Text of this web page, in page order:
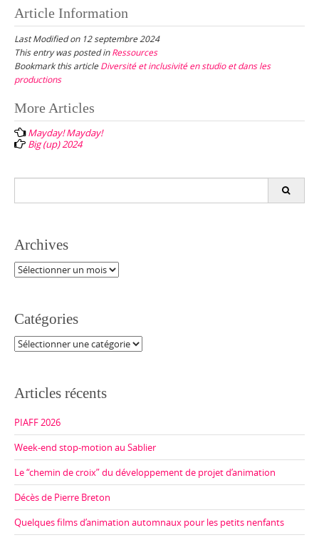
Article Information
Last Modified on 12 septembre 2024
This entry was posted inRessources
Bookmark this article Diversité et inclusivité en studio et dans les
productions
Post
navigation
More Articles
Mayday! Mayday!
Big (up) 2024
Archives
Archives
Catégories
Catégories
Articles récents
PIAFF 2026
Week-end stop-motion au Sablier
Le “chemin de croix” du développement de projet d’animation
Décès de Pierre Breton
Quelques films d’animation automnaux pour les petits nenfants